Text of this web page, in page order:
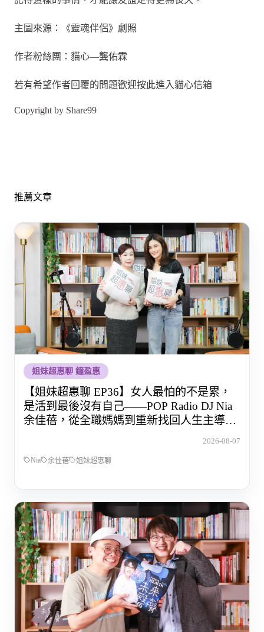
主圖來源：《靈魂伴侶》劇照
作者粉絲團：貓心—龔佑霖
若有希望作者回覆的問題歡迎按此進入貓心信箱
Copyright by Share99
推薦文章
姐妹超惠聊 鐘盈惠
【姐妹超惠聊 EP36】女人最怕的不是累，
是活到最後沒有自己——POP Radio DJ Nia
余佳蓓，從全職媽媽到重新找回人生主導權
2026-08-07
Nia 余佳蓓 姐妹超惠聊